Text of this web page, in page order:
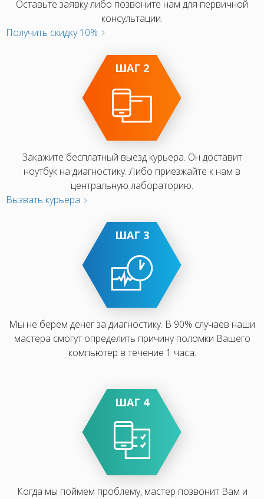
Оставьте заявку либо позвоните нам для первичной
консультации.
Получить скидку 10%
ШАГ 2
Закажите бесплатный выезд курьера. Он доставит
ноутбук на диагностику. Либо приезжайте к нам в
центральную лабораторию.
Вызвать курьера
ШАГ 3
Мы не берем денег за диагностику. В 90% случаев наши
мастера смогут определить причину поломки Вашего
компьютер в течение 1 часа.
ШАГ 4
Когда мы поймем проблему, мастер позвонит Вам и